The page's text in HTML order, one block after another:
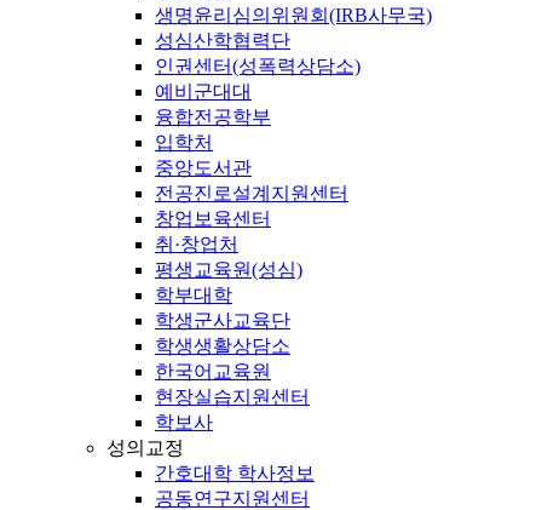
생명윤리심의위원회(IRB사무국)
성심산학협력단
인권센터(성폭력상담소)
예비군대대
융합전공학부
입학처
중앙도서관
전공진로설계지원센터
창업보육센터
취·창업처
평생교육원(성심)
학부대학
학생군사교육단
학생생활상담소
한국어교육원
현장실습지원센터
학보사
성의교정
간호대학 학사정보
공동연구지원센터